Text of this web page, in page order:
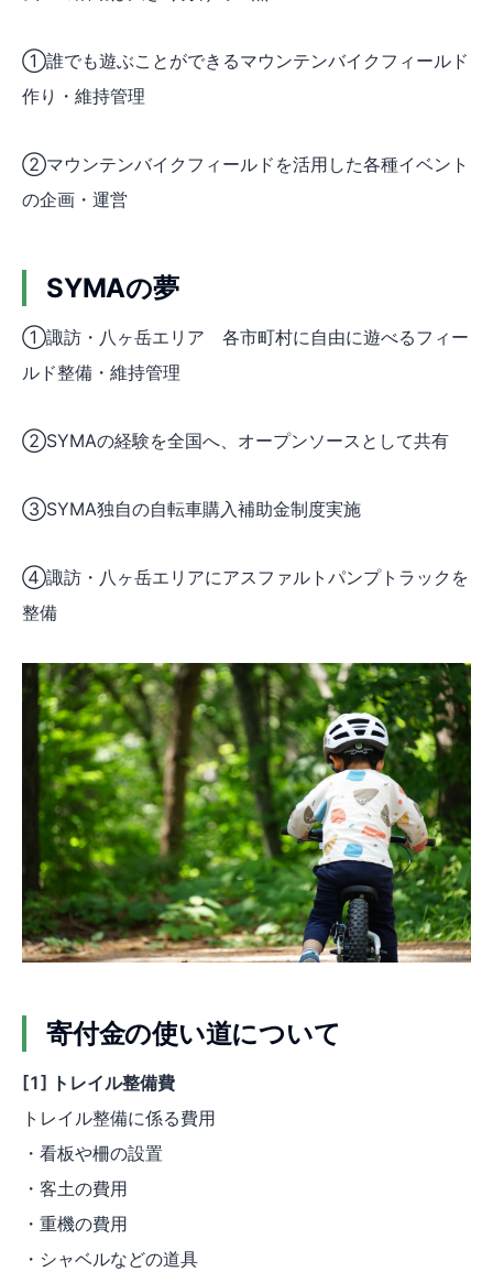
①誰でも遊ぶことができるマウンテンバイクフィールド
作り・維持管理
②マウンテンバイクフィールドを活用した各種イベント
の企画・運営
SYMAの夢
①諏訪・八ヶ岳エリア 各市町村に自由に遊べるフィー
ルド整備・維持管理
②SYMAの経験を全国へ、オープンソースとして共有
③SYMA独自の自転車購入補助金制度実施
④諏訪・八ヶ岳エリアにアスファルトパンプトラックを
整備
寄付金の使い道について
[1] トレイル整備費
トレイル整備に係る費用
・看板や柵の設置
・客土の費用
・重機の費用
・シャベルなどの道具